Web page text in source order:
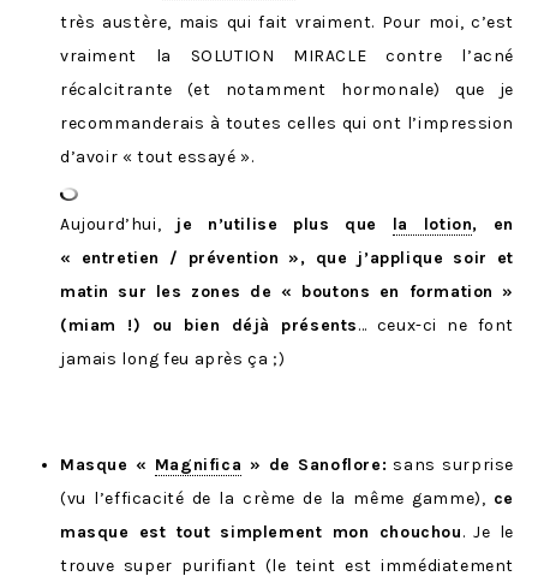
très austère, mais qui fait vraiment. Pour moi, c’est
vraiment la SOLUTION MIRACLE contre l’acné
récalcitrante (et notamment hormonale) que je
recommanderais à toutes celles qui ont l’impression
d’avoir « tout essayé ».
Aujourd’hui, je n’utilise plus que la lotion, en
« entretien / prévention », que j’applique soir et
matin sur les zones de « boutons en formation »
(miam !) ou bien déjà présents… ceux-ci ne font
jamais long feu après ça ;)
Masque « Magnifica » de Sanoflore: sans surprise
(vu l’efficacité de la crème de la même gamme), ce
masque est tout simplement mon chouchou. Je le
trouve super purifiant (le teint est immédiatement